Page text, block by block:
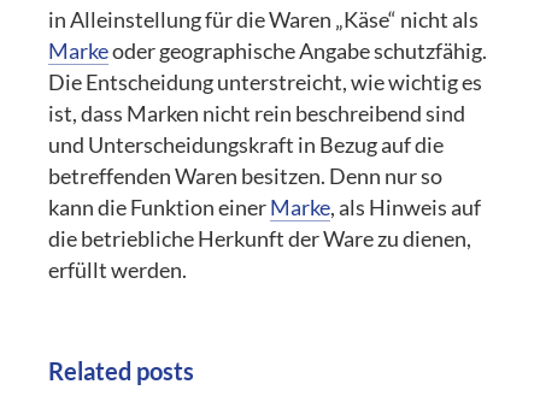
in Alleinstellung für die Waren „Käse“ nicht als
Markeoder geographische Angabe schutzfähig.
Die Entscheidung unterstreicht, wie wichtig es
ist, dass Marken nicht rein beschreibend sind
und Unterscheidungskraft in Bezug auf die
betreffenden Waren besitzen. Denn nur so
kann die Funktion einerMarke, als Hinweis auf
die betriebliche Herkunft der Ware zu dienen,
erfüllt werden.
Related posts